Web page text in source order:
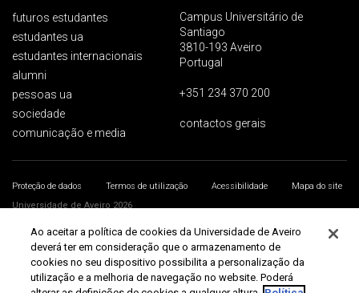
futuros estudantes
estudantes ua
estudantes internacionais
alumni
pessoas ua
sociedade
comunicação e media
Campus Universitário de
Santiago
3810-193 Aveiro
Portugal
+351 234 370 200
contactos gerais
Proteção de dados Termos de utilização Acessibilidade
Mapa do site
Universidade de Aveiro 2026
Ao aceitar a política de cookies da Universidade de Aveiro
deverá ter em consideração que o armazenamento de
cookies no seu dispositivo possibilita a personalização da
utilização e a melhoria de navegação no website. Poderá